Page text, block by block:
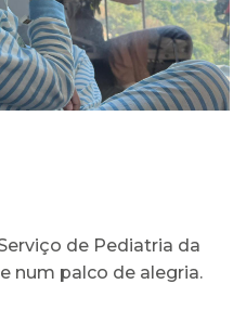
de Pediatria da
num palco de alegria.